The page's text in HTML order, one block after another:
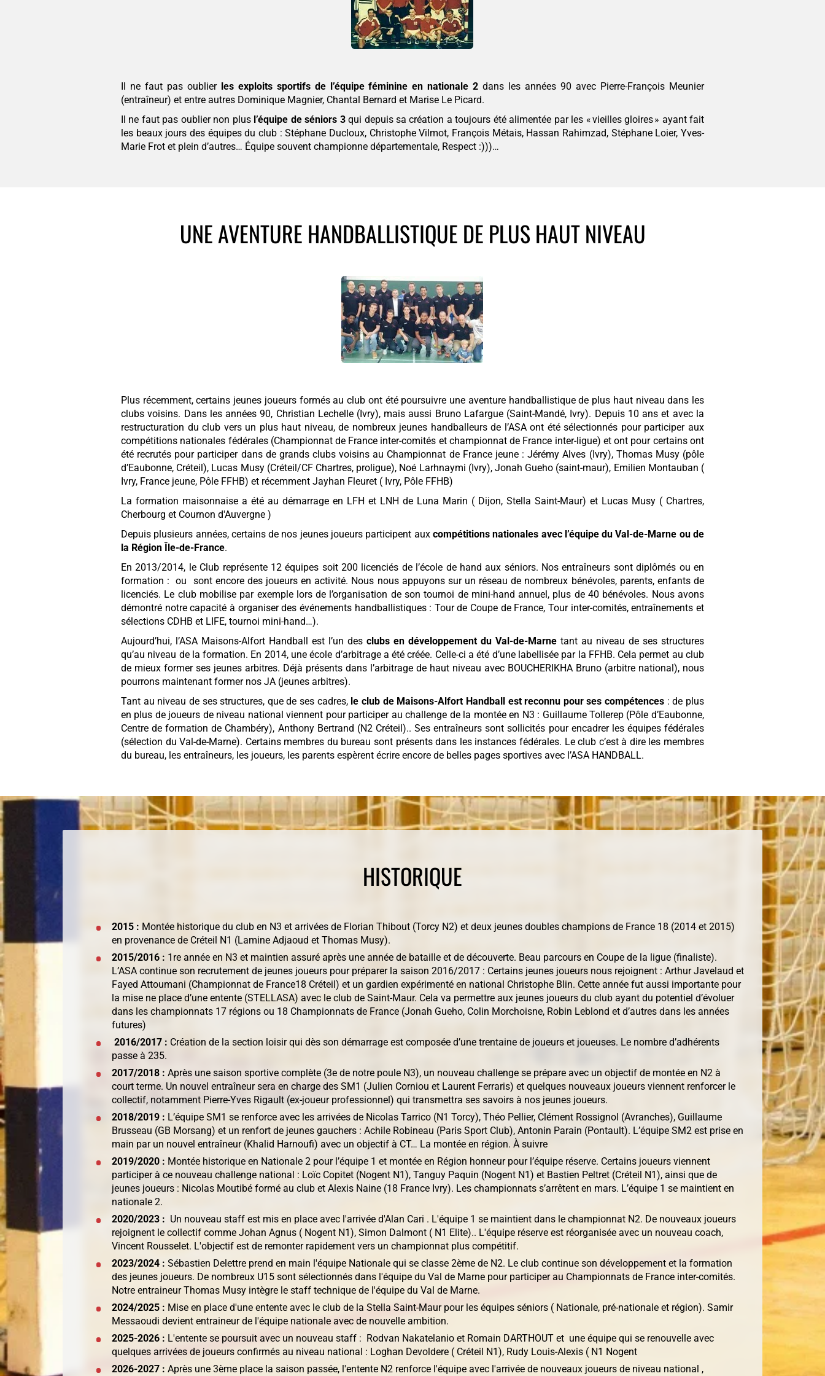
Il ne faut pas oublierles exploits sportifs de l’équipe féminine en nationale 2dans les années 90 avec Pierre-François Meunier
(entraîneur) et entre autres Dominique Magnier, Chantal Bernard et Marise Le Picard.
Il ne faut pas oublier non plus l’équipe de séniors 3qui depuis sa création a toujours été alimentée par les « vieilles gloires » ayant fait
les beaux jours des équipes du club : Stéphane Ducloux, Christophe Vilmot, François Métais, Hassan Rahimzad, Stéphane Loier, Yves-
Marie Frot et plein d’autres… Équipe souvent championne départementale, Respect :)))…
UNE AVENTURE HANDBALLISTIQUE DE PLUS HAUT NIVEAU
Plus récemment, certains jeunes joueurs formés au club ont été poursuivre une aventure handballistique de plus haut niveau dans les
clubs voisins. Dans les années 90, Christian Lechelle (Ivry), mais aussi Bruno Lafargue (Saint-Mandé, Ivry). Depuis 10 ans et avec la
restructuration du club vers un plus haut niveau, de nombreux jeunes handballeurs de l’ASA ont été sélectionnés pour participer aux
compétitions nationales fédérales (Championnat de France inter-comités et championnat de France inter-ligue) et ont pour certains ont
été recrutés pour participer dans de grands clubs voisins au Championnat de France jeune : Jérémy Alves (Ivry), Thomas Musy (pôle
d’Eaubonne, Créteil), Lucas Musy (Créteil/CF Chartres, proligue), Noé Larhnaymi (Ivry), Jonah Gueho (saint-maur), Emilien Montauban (
Ivry, France jeune, Pôle FFHB) et récemment Jayhan Fleuret ( Ivry, Pôle FFHB)
La formation maisonnaise a été au démarrage en LFH et LNH de Luna Marin ( Dijon, Stella Saint-Maur) et Lucas Musy ( Chartres,
Cherbourg et Cournon d'Auvergne )
Depuis plusieurs années, certains de nos jeunes joueurs participent aux compétitions nationales avec l’équipe du Val-de-Marne ou de
la Région Île-de-France.
En 2013/2014, le Club représente 12 équipes soit 200 licenciés de l’école de hand aux séniors. Nos entraîneurs sont diplômés ou en
formation : ou sont encore des joueurs en activité. Nous nous appuyons sur un réseau de nombreux bénévoles, parents, enfants de
licenciés. Le club mobilise par exemple lors de l’organisation de son tournoi de mini-hand annuel, plus de 40 bénévoles. Nous avons
démontré notre capacité à organiser des événements handballistiques : Tour de Coupe de France, Tour inter-comités, entraînements et
sélections CDHB et LIFE, tournoi mini-hand…).
Aujourd’hui, l’ASA Maisons-Alfort Handball est l’un des clubs en développement du Val-de-Marne tant au niveau de ses structures
qu’au niveau de la formation. En 2014, une école d’arbitrage a été créée. Celle-ci a été d’une labellisée par la FFHB. Cela permet au club
de mieux former ses jeunes arbitres. Déjà présents dans l’arbitrage de haut niveau avec BOUCHERIKHA Bruno (arbitre national), nous
pourrons maintenant former nos JA (jeunes arbitres).
Tant au niveau de ses structures, que de ses cadres, le club de Maisons-Alfort Handball est reconnu pour ses compétences : de plus
en plus de joueurs de niveau national viennent pour participer au challenge de la montée en N3 : Guillaume Tollerep (Pôle d’Eaubonne,
Centre de formation de Chambéry), Anthony Bertrand (N2 Créteil).. Ses entraîneurs sont sollicités pour encadrer les équipes fédérales
(sélection du Val-de-Marne). Certains membres du bureau sont présents dans les instances fédérales. Le club c’est à dire les membres
du bureau, les entraîneurs, les joueurs, les parents espèrent écrire encore de belles pages sportives avec l’ASA HANDBALL.
HISTORIQUE
2015 : Montée historique du club en N3 et arrivées de Florian Thibout (Torcy N2) et deux jeunes doubles champions de France 18 (2014 et 2015)
en provenance de Créteil N1 (Lamine Adjaoud et Thomas Musy).
2015/2016 : 1re année en N3 et maintien assuré après une année de bataille et de découverte. Beau parcours en Coupe de la ligue (finaliste).
L’ASA continue son recrutement de jeunes joueurs pour préparer la saison 2016/2017 : Certains jeunes joueurs nous rejoignent : Arthur Javelaud et
Fayed Attoumani (Championnat de France18 Créteil) et un gardien expérimenté en national Christophe Blin. Cette année fut aussi importante pour
la mise ne place d’une entente (STELLASA) avec le club de Saint-Maur. Cela va permettre aux jeunes joueurs du club ayant du potentiel d’évoluer
dans les championnats 17 régions ou 18 Championnats de France (Jonah Gueho, Colin Morchoisne, Robin Leblond et d’autres dans les années
futures)
2016/2017 : Création de la section loisir qui dès son démarrage est composée d’une trentaine de joueurs et joueuses. Le nombre d’adhérents
passe à 235.
2017/2018 : Après une saison sportive complète (3e de notre poule N3), un nouveau challenge se prépare avec un objectif de montée en N2 à
court terme. Un nouvel entraîneur sera en charge des SM1 (Julien Corniou et Laurent Ferraris) et quelques nouveaux joueurs viennent renforcer le
collectif, notamment Pierre-Yves Rigault (ex-joueur professionnel) qui transmettra ses savoirs à nos jeunes joueurs.
2018/2019 : L’équipe SM1 se renforce avec les arrivées de Nicolas Tarrico (N1 Torcy), Théo Pellier, Clément Rossignol (Avranches), Guillaume
Brusseau (GB Morsang) et un renfort de jeunes gauchers : Achile Robineau (Paris Sport Club), Antonin Parain (Pontault). L’équipe SM2 est prise en
main par un nouvel entraîneur (Khalid Harnoufi) avec un objectif à CT… La montée en région. À suivre
2019/2020 : Montée historique en Nationale 2 pour l’équipe 1 et montée en Région honneur pour l’équipe réserve. Certains joueurs viennent
participer à ce nouveau challenge national : Loïc Copitet (Nogent N1), Tanguy Paquin (Nogent N1) et Bastien Peltret (Créteil N1), ainsi que de
jeunes joueurs : Nicolas Moutibé formé au club et Alexis Naine (18 France Ivry). Les championnats s’arrêtent en mars. L’équipe 1 se maintient en
nationale 2.
2020/2023 : Un nouveau staff est mis en place avec l'arrivée d'Alan Cari . L'équipe 1 se maintient dans le championnat N2. De nouveaux joueurs
rejoignent le collectif comme Johan Agnus ( Nogent N1), Simon Dalmont ( N1 Elite).. L'équipe réserve est réorganisée avec un nouveau coach,
Vincent Rousselet. L'objectif est de remonter rapidement vers un championnat plus compétitif.
2023/2024 : Sébastien Delettre prend en main l'équipe Nationale qui se classe 2ème de N2. Le club continue son développement et la formation
des jeunes joueurs. De nombreux U15 sont sélectionnés dans l'équipe du Val de Marne pour participer au Championnats de France inter-comités.
Notre entraineur Thomas Musy intègre le staff technique de l'équipe du Val de Marne.
2024/2025 : Mise en place d'une entente avec le club de la Stella Saint-Maur pour les équipes séniors ( Nationale, pré-nationale et région). Samir
Messaoudi devient entraineur de l'équipe nationale avec de nouvelle ambition.
2025-2026 : L'entente se poursuit avec un nouveau staff : Rodvan Nakatelanio et Romain DARTHOUT et une équipe qui se renouvelle avec
quelques arrivées de joueurs confirmés au niveau national : Loghan Devoldere ( Créteil N1), Rudy Louis-Alexis ( N1 Nogent
2026-2027 : Après une 3ème place la saison passée, l'entente N2 renforce l'équipe avec l'arrivée de nouveaux joueurs de niveau national ,